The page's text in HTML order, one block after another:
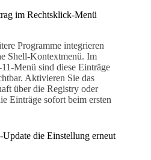
im Rechtsklick-Menü
Programme integrieren
Shell-Kontextmenü. Im
Menü sind diese Einträge
Aktivieren Sie das
über die Registry oder
Einträge sofort beim ersten
die Einstellung erneut